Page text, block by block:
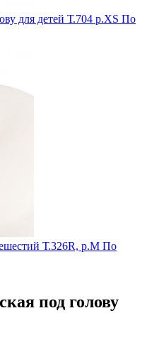
для детей Т.704 р.XS По
Т.326R, р.М По
под голову